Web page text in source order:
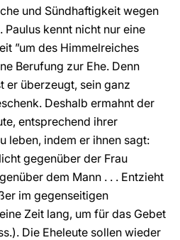
und Sündhaftigkeit wegen
kennt nicht nur eine
”um des Himmelreiches
Berufung zur Ehe. Denn
er überzeugt, sein ganz
Deshalb ermahnt der
entsprechend ihrer
leben, indem er ihnen sagt:
gegenüber der Frau
dem Mann . . . Entzieht
im gegenseitigen
Zeit lang, um für das Gebet
Die Eheleute sollen wieder